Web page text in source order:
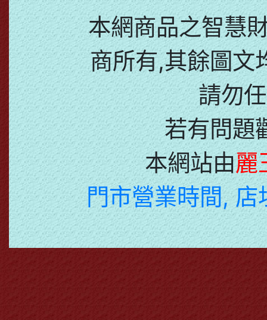
本網商品之智慧
商所有,其餘圖文
請勿
若有問題
本網站由麗
門市營業時間,